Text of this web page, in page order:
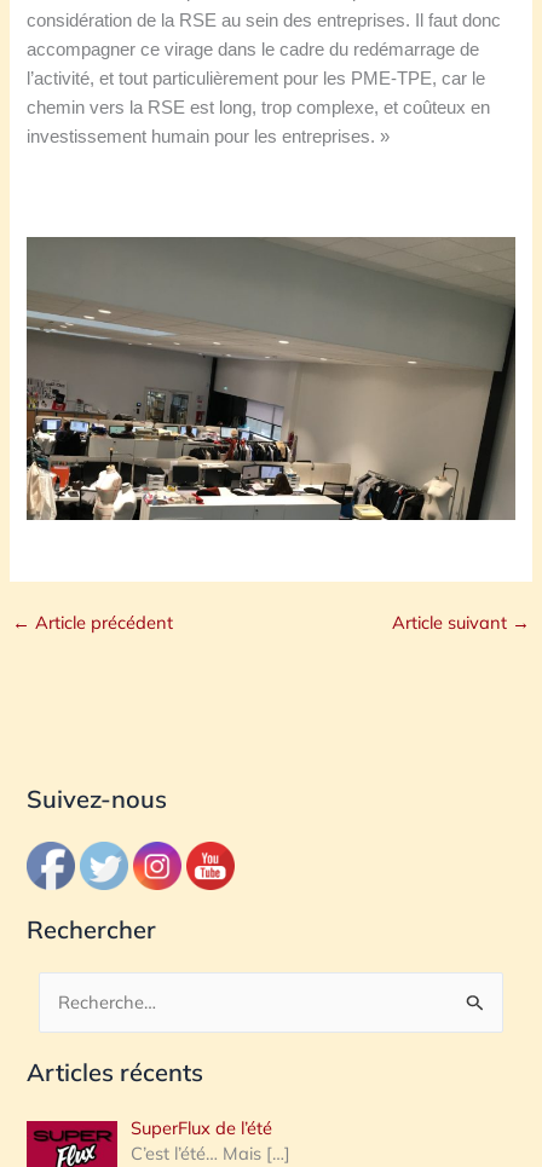
considération de la RSE au sein des entreprises. Il faut donc
accompagner ce virage dans le cadre du redémarrage de
l’activité, et tout particulièrement pour les PME-TPE, car le
chemin vers la RSE est long, trop complexe, et coûteux en
investissement humain pour les entreprises. »
← Article précédent Article suivant →
Suivez-nous
Rechercher
c
e
Articles récents
SuperFlux de l’été
C’est l’été… Mais […]